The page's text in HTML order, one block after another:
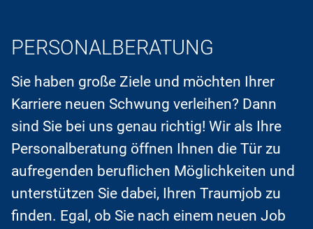
PERSONALBERATUNG
Sie haben große Ziele und möchten Ihrer
Karriere neuen Schwung verleihen? Dann
sind Sie bei uns genau richtig! Wir als Ihre
Personalberatung öffnen Ihnen die Tür zu
aufregenden beruflichen Möglichkeiten und
unterstützen Sie dabei, Ihren Traumjob zu
finden. Egal, ob Sie nach einem neuen Job